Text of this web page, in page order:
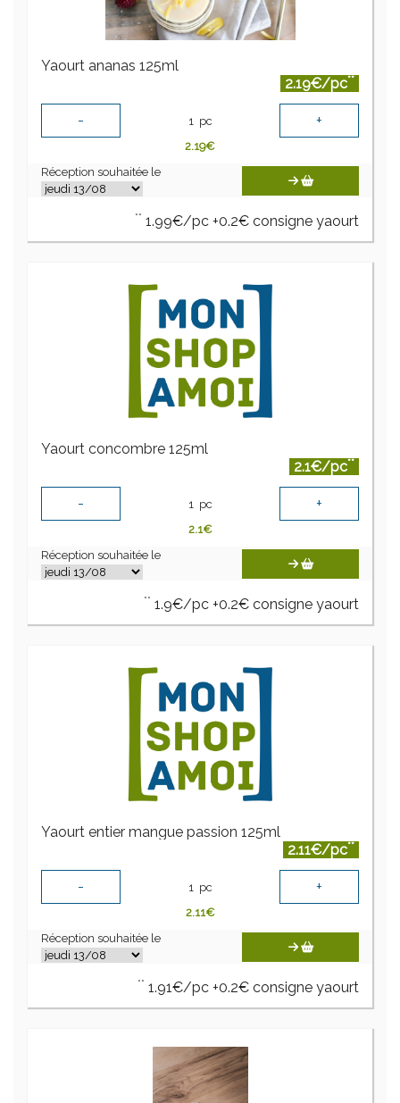
Yaourt ananas 125ml
2.19€/pc**
- 1 pc +
2.19€
Réception souhaitée le
** 1.99€/pc +0.2€ consigne yaourt
Yaourt concombre 125ml
2.1€/pc**
- 1 pc +
2.1€
Réception souhaitée le
** 1.9€/pc +0.2€ consigne yaourt
Yaourt entier mangue passion 125ml
2.11€/pc**
- 1 pc +
2.11€
Réception souhaitée le
** 1.91€/pc +0.2€ consigne yaourt